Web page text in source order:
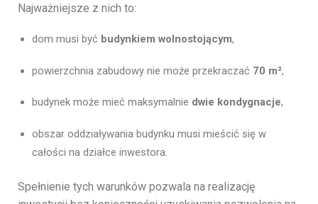
Najważniejsze z nich to:
dom musi być budynkiem wolnostojącym,
powierzchnia zabudowy nie może przekraczać 70 m²,
budynek może mieć maksymalnie dwie kondygnacje,
obszar oddziaływania budynku musi mieścić się w
całości na działce inwestora.
Spełnienie tych warunków pozwala na realizację